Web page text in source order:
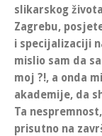
slikarskog
Zagrebu,
i specijalizaciji
mislio sam da
moj ?!, a onda
akademije, da
Ta
prisutno na